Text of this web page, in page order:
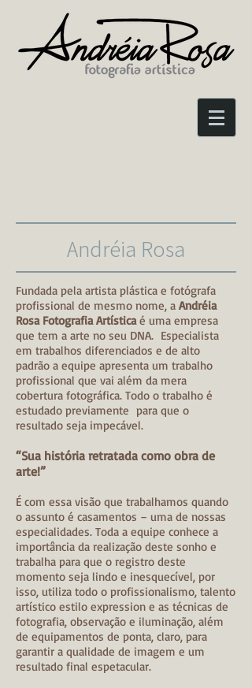
Andréia Rosa
Fundada pela artista plástica e fotógrafa
profissional de mesmo nome, a Andréia
Rosa Fotografia Artísticaé uma empresa
que tem a arte no seu DNA. Especialista
em trabalhos diferenciados e de alto
padrão a equipe apresenta um trabalho
profissional que vai além da mera
cobertura fotográfica. Todo o trabalho é
estudado previamente para que o
resultado seja impecável.
“Sua história retratada como obra de
arte!”
É com essa visão que trabalhamos quando
o assunto é casamentos – uma de nossas
especialidades. Toda a equipe conhece a
importância da realização deste sonho e
trabalha para que o registro deste
momento seja lindo e inesquecível, por
isso, utiliza todo o profissionalismo, talento
artístico estilo expression e as técnicas de
fotografia, observação e iluminação, além
de equipamentos de ponta, claro, para
garantir a qualidade de imagem e um
resultado final espetacular.